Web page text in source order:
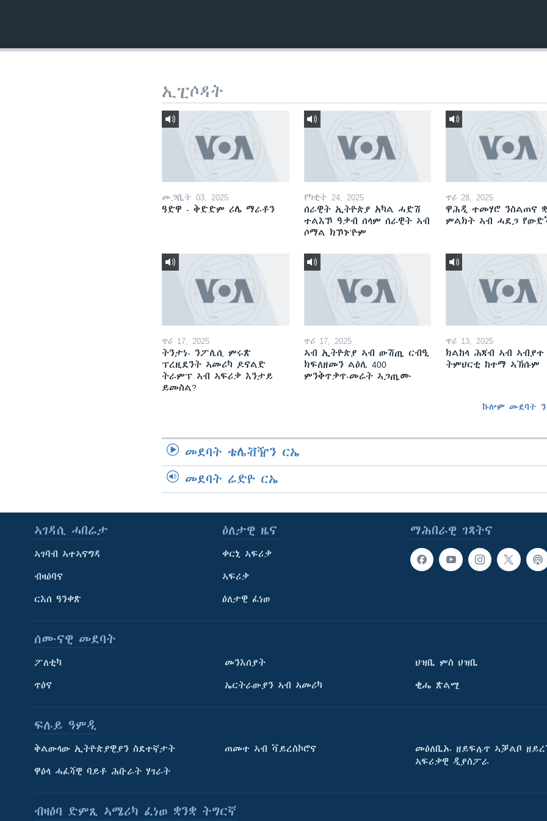
ትምህርቲ እንግሊዝኛ
ማሕበራዊ ገጻትና
ኢፒሶዳት
መጋቢት 03, 2025
ዓድዋ - ቅድድም ሪሌ ማራቶን
የካቲት 24, 2025
ሰራዊት ኢትዮጵያ አካል ሓድሽ
ተልእኾ ዓቃብ ሰላም ሰራዊት ኣብ
ሶማል ክኾኑ'ዮም
ጥሪ 28, 2025
ዋሕዲ ተመሃሮ ንስልጠና
ምልክት ኣብ ሓደጋ
ጥሪ 17, 2025
ትንታነ- ንፖሊሲ ምሩጽ
ፕረዚደንት ኣመሪካ ዶናልድ
ትራምፕ ኣብ ኣፍሪቃ እንታይ
ይመስል?
ጥሪ 17, 2025
ኣብ ኢትዮጵያ ኣብ ውሽጢ ርብዒ
ክፍለዘመን ልዕሊ 400
ምንቅጥቃጥ-መሬት ኣጋጢሙ
ጥሪ 13, 2025
ክልከላ ሕጃብ ኣብ ኣብያተ
ትምህርቲ ከተማ ኣኽሱም
ኩሎም መደባት
መደባት ቴሌቭዥን ርኤ
መደባት ሬድዮ ርኤ
ማሕበራዊ ገጻትና
ኣገዳሲ ሓበሬታ
ኣገባብ ኣተኣናግዳ
ብዛዕባና
ርእሰ ዓንቀጽ
ዕለታዊ ዜና
ቀርኒ ኣፍሪቃ
ኣፍሪቃ
ዕለታዊ ፈነወ
ሰሙናዊ መደባት
ፖለቲካ
ጥዕና
መንእሰያት
ኤርትራውያን ኣብ ኣመሪካ
ህዝቢ ምስ ህዝቢ
ቂሔ ጽልሚ
ፍሉይ ዓምዲ
ቅልውላው ኢትዮጵያዊያን ስደተኛታት
ዋዕላ ሓፈሻዊ ባይቶ ሕቡራት ሃገራት
ጠመተ ኣብ ቫይረስኮሮና
መዕለቢኡ ዘይፍሉጥ ኣቓልቦ
ኣፍሪቃዊ ዲያስፖራ
ብዛዕባ ድምጺ ኣሜሪካ ፈነወ ቋንቋ ትግርኛ